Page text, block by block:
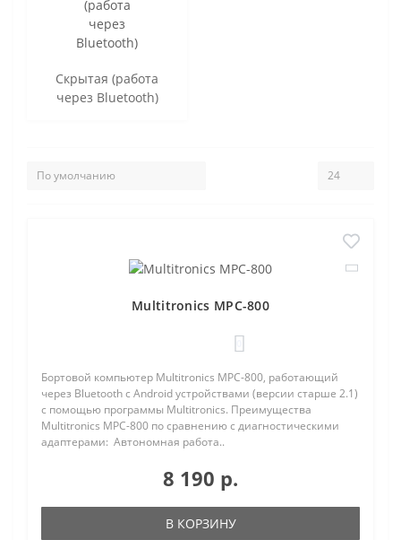
Скрытая (работа
через Bluetooth)
Multitronics MPC-800
Бортовой компьютер Multitronics MPC-800, работающий
через Bluetooth с Android устройствами (версии старше 2.1)
с помощью программы Multitronics. Преимущества
Multitronics MPC-800 по сравнению с диагностическими
адаптерами: Автономная работа..
8 190 р.
В КОРЗИНУ